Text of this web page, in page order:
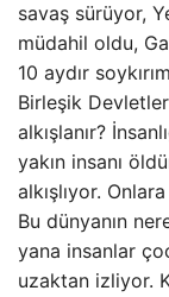
savaş sürüyor,
müdahil oldu,
10 aydır
Birleşik
alkışlanır?
yakın insanı
alkışlıyor.
Bu dünyanın
yana insanlar
uzaktan izliyor.